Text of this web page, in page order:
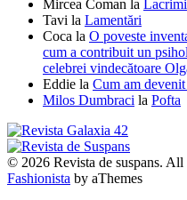
Mircea Coman la Lacrimi
Tavi la Lamentări
Coca la O poveste
cum a contribuit un
celebrei vindecătoare
Eddie la Cum am
Milos Dumbraci la Pofta
© 2026 Revista de suspans. All
Fashionista by aThemes